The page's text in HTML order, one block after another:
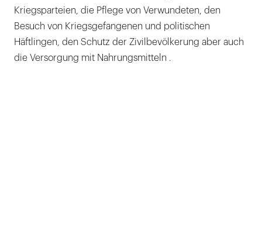
Kriegsparteien, die Pflege von Verwundeten, den
Besuch von Kriegsgefangenen und politischen
Häftlingen, den Schutz der Zivilbevölkerung aber auch
die Versorgung mit Nahrungsmitteln .